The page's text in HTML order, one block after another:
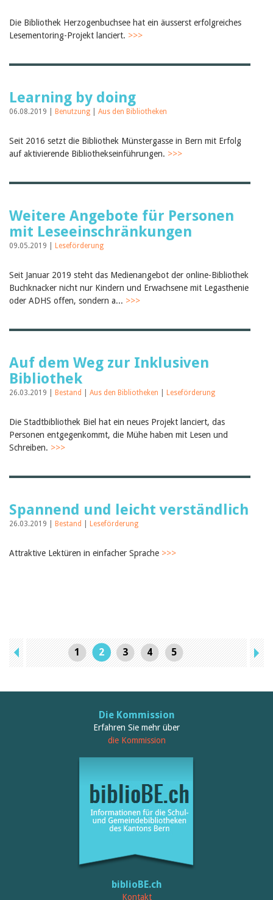
Die Bibliothek Herzogenbuchsee hat ein äusserst erfolgreiches
Lesementoring-Projekt lanciert. >>>
Learning by doing
06.08.2019 | Benutzung Aus den Bibliotheken
Seit 2016 setzt die Bibliothek Münstergasse in Bern mit Erfolg
auf aktivierende Bibliothekseinführungen. >>>
Weitere Angebote für Personen
mit Leseeinschränkungen
09.05.2019 | Leseförderung
Seit Januar 2019 steht das Medienangebot der online-Bibliothek
Buchknacker nicht nur Kindern und Erwachsene mit Legasthenie
oder ADHS offen, sondern a... >>>
Auf dem Weg zur Inklusiven
Bibliothek
26.03.2019 | Bestand Aus den Bibliotheken Leseförderung
Die Stadtbibliothek Biel hat ein neues Projekt lanciert, das
Personen entgegenkommt, die Mühe haben mit Lesen und
Schreiben. >>>
Spannend und leicht verständlich
26.03.2019 | Bestand Leseförderung
Attraktive Lektüren in einfacher Sprache >>>
1 2 3 4 5
Die Kommission
Erfahren Sie mehr über
die Kommission
biblioBE.ch
Kontakt